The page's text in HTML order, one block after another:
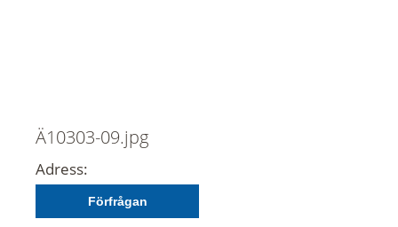
Ä10303-09.jpg
Adress:
Förfrågan